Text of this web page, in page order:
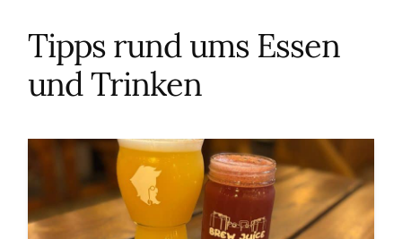
Tipps rund ums Essen
und Trinken